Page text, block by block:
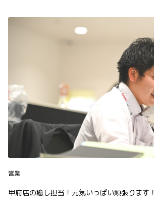
営業
甲府店の癒し担当！元気いっぱい頑張ります！